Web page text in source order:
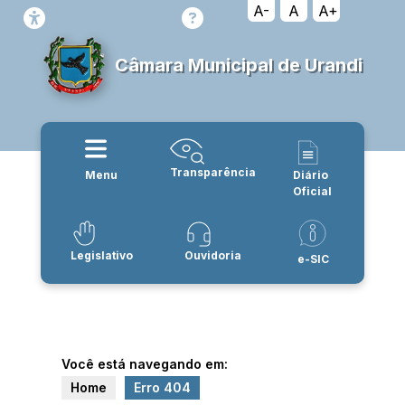
A- A A+
Câmara Municipal de Urandi
Menu Transparência
Diário
Oficial
Legislativo Ouvidoria e-SIC
Você está navegando em:
Home
Erro 404